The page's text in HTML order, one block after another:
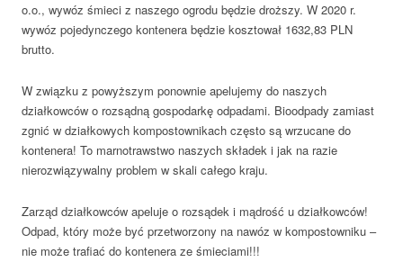
o.o., wywóz śmieci z naszego ogrodu będzie droższy. W 2020 r.
wywóz pojedynczego kontenera będzie kosztował 1632,83 PLN
brutto.
W związku z powyższym ponownie apelujemy do naszych
działkowców o rozsądną gospodarkę odpadami. Bioodpady zamiast
zgnić w działkowych kompostownikach często są wrzucane do
kontenera! To marnotrawstwo naszych składek i jak na razie
nierozwiązywalny problem w skali całego kraju.
Zarząd działkowców apeluje o rozsądek i mądrość u działkowców!
Odpad, który może być przetworzony na nawóz w kompostowniku –
nie może trafiać do kontenera ze śmieciami!!!